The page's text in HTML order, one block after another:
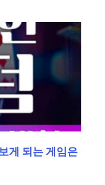
게 되는 게임은